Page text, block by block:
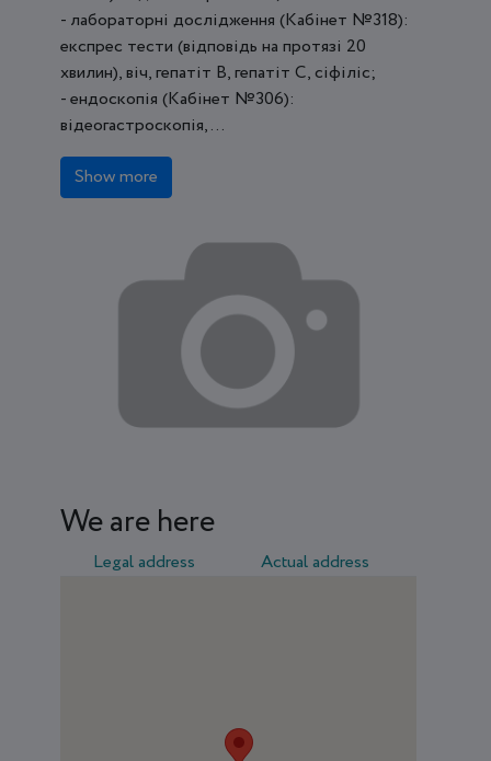
- лабораторні дослідження (Кабінет №318):
експрес тести (відповідь на протязі 20
хвилин), віч, гепатіт В, гепатіт С, сіфіліс;
- ендоскопія (Кабінет №306):
відеогастроскопія, ...
Show more
We are here
Legal address Actual address